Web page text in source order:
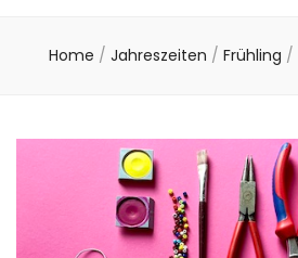
Home / Jahreszeiten / Frühling /